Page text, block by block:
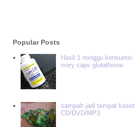
Popular Posts
Hasil 1 minggu konsumsi
ivory caps glutathione
sampah jadi tempat kaset
CD/DVD/MP3